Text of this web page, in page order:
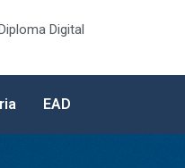
Digital
EAD